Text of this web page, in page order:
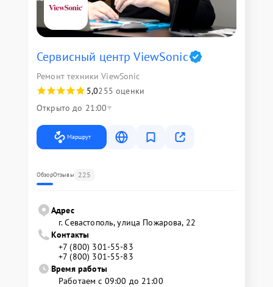
Сервисный центр ViewSonic
Ремонт техники ViewSonic
5,0255 оценки
Открыто до 21:00
Маршрут
ОбзорОтзывы 225
Адрес
г. Севастополь, улица Пожарова, 22
Контакты
+7 (800) 301-55-83
+7 (800) 301-55-83
Время работы
Работаем с 09:00 до 21:00